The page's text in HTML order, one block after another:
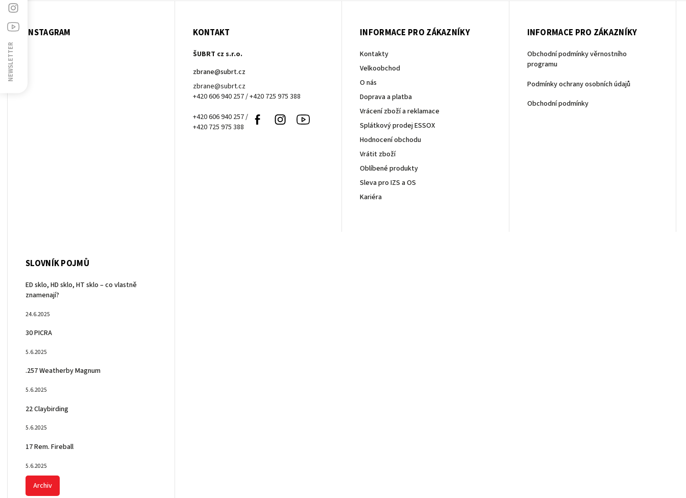
INSTAGRAM KONTAKT
ŠUBRT cz s.r.o.
zbrane@subrt.cz
zbrane@subrt.cz
+420 606 940 257 / +420 725 975 388
+420 606 940 257 /
+420 725 975 388
Facebook Instagram
INFORMACE PRO ZÁKAZNÍKY
Kontakty
Velkoobchod
O nás
Doprava a platba
Vrácení zboží a reklamace
Splátkový prodej ESSOX
Hodnocení obchodu
Vrátit zboží
Oblíbené produkty
Sleva pro IZS a OS
Kariéra
INFORMACE PRO ZÁKAZNÍKY
Obchodní podmínky věrnostního
programu
Podmínky ochrany osobních údajů
Obchodní podmínky
SLOVNÍK POJMŮ
ED sklo, HD sklo, HT sklo – co vlastně
znamenají?
24.6.2025
30 PICRA
5.6.2025
.257 Weatherby Magnum
5.6.2025
22 Claybirding
5.6.2025
17 Rem. Fireball
5.6.2025
Archiv
NEWSLETTER